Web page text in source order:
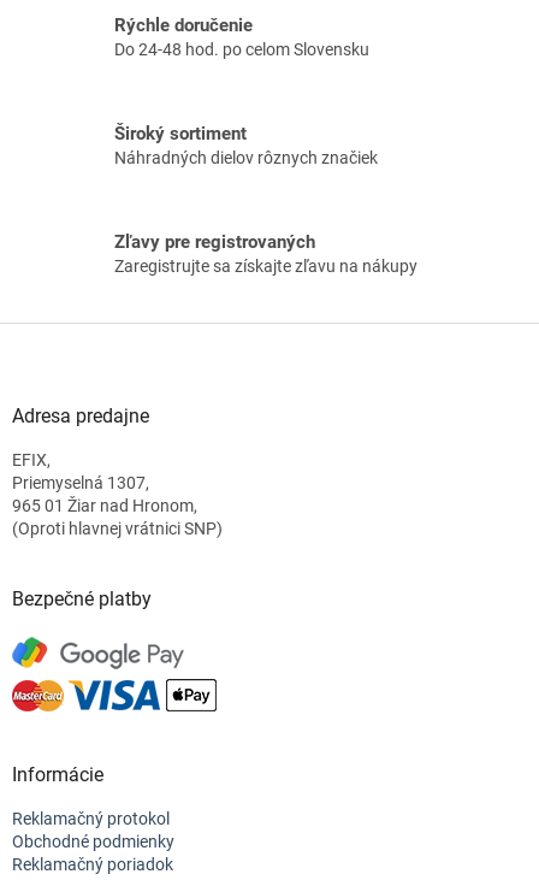
p
v
i
s
u
Rýchle doručenie
Do 24-48 hod. po celom Slovensku
Široký sortiment
Náhradných dielov rôznych značiek
Zľavy pre registrovaných
Zaregistrujte sa získajte zľavu na nákupy
Adresa predajne
EFIX,
Priemyselná 1307,
965 01 Žiar nad Hronom,
(Oproti hlavnej vrátnici SNP)
Bezpečné platby
Informácie
Reklamačný protokol
Obchodné podmienky
Reklamačný poriadok